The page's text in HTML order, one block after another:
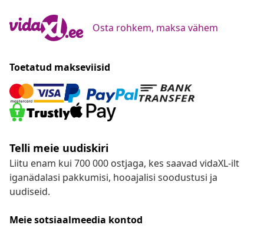
Osta rohkem, maksa vähem
Toetatud makseviisid
Telli meie uudiskiri
Liitu enam kui 700 000 ostjaga, kes saavad vidaXL-ilt
iganädalasi pakkumisi, hooajalisi soodustusi ja
uudiseid.
Meie sotsiaalmeedia kontod